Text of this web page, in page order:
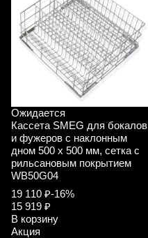
Ожидается
Кассета SMEG для бокалов
и фужеров с наклонным
дном 500 х 500 мм, сетка с
рильсановым покрытием
WB50G04
19 110 ₽-16%
15 919 ₽
В корзину
Акция